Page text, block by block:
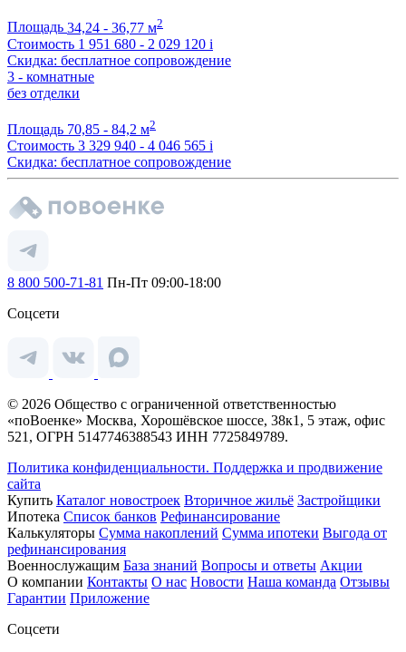
Площадь 34,24 - 36,77 м2
Стоимость 1 951 680 - 2 029 120 i
Скидка: бесплатное сопровождение
3 - комнатные
без отделки
Площадь 70,85 - 84,2 м2
Стоимость 3 329 940 - 4 046 565 i
Скидка: бесплатное сопровождение
8 800 500-71-81 Пн-Пт 09:00-18:00
Соцсети
© 2026 Общество с ограниченной ответственностью
«поВоенке» Москва, Хорошёвское шоссе, 38к1, 5 этаж, офис
521, ОГРН 5147746388543 ИНН 7725849789.
Политика конфиденциальности. Поддержка и продвижение
сайта
Купить Каталог новостроек Вторичное жильё Застройщики
Ипотека Список банков Рефинансирование
Калькуляторы Сумма накоплений Сумма ипотеки Выгода от
рефинансирования
Военнослужащим База знаний Вопросы и ответы Акции
О компании Контакты О нас Новости Наша команда Отзывы
Гарантии Приложение
Соцсети